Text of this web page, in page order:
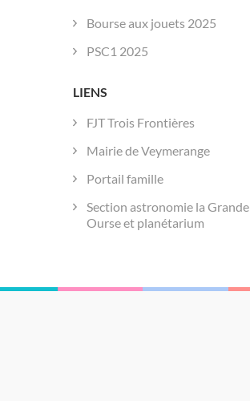
Bourse aux jouets 2025
PSC1 2025
LIENS
FJT Trois Frontières
Mairie de Veymerange
Portail famille
Section astronomie la Grande
Ourse et planétarium